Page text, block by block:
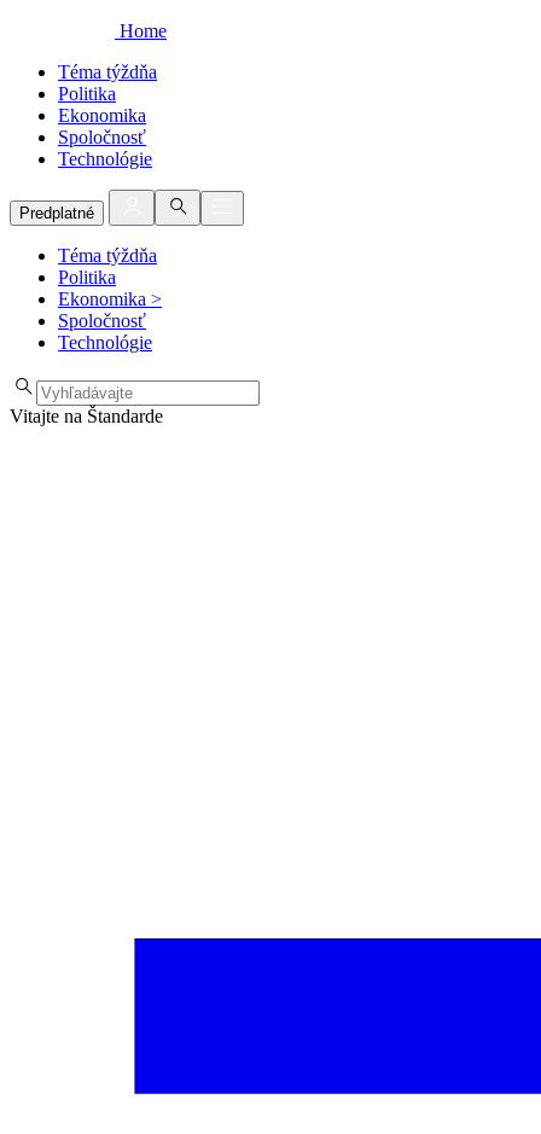
Home
Téma týždňa
Politika
Ekonomika
Spoločnosť
Technológie
Predplatné
Téma týždňa
Politika
Ekonomika >
Spoločnosť
Technológie
Vitajte na Štandarde